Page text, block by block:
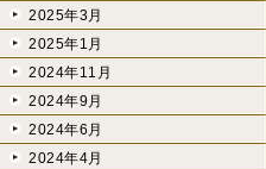
2025年3月
2025年1月
2024年11月
2024年9月
2024年6月
2024年4月